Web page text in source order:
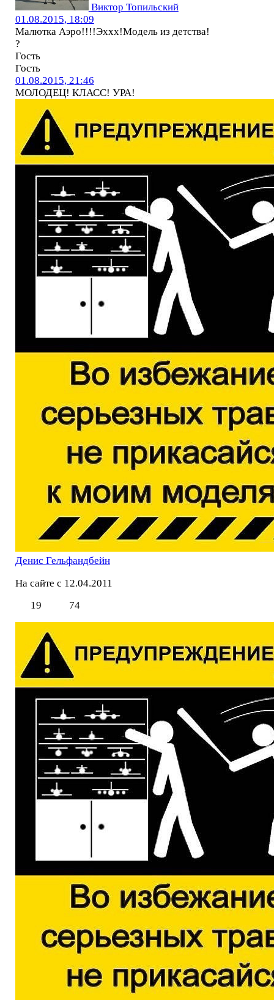
Виктор Топильский
01.08.2015, 18:09
Малютка Аэро!!!!Эххх!Модель из детства!
?
Гость
Гость
01.08.2015, 21:46
МОЛОДЕЦ! КЛАСС! УРА!
Денис Гельфандбейн
На сайте с 12.04.2011
19
74